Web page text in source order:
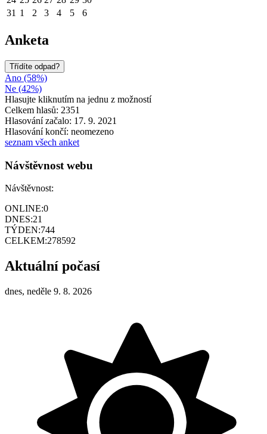
31 1 2 3 4 5 6
Anketa
Třídíte odpad?
Ano (58%)
Ne (42%)
Hlasujte kliknutím na jednu z možností
Celkem hlasů: 2351
Hlasování začalo: 17. 9. 2021
Hlasování končí: neomezeno
seznam všech anket
Návštěvnost webu
Návštěvnost:
ONLINE:0
DNES:21
TÝDEN:744
CELKEM:278592
Aktuální počasí
dnes, neděle 9. 8. 2026